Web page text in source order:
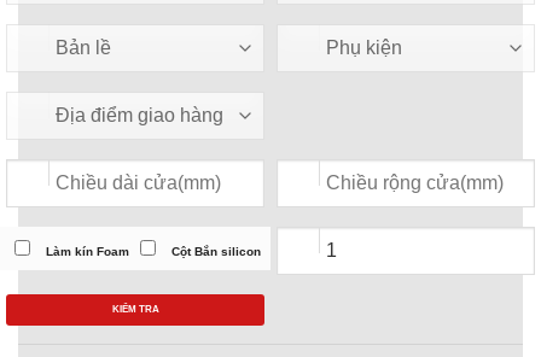
Làm kín Foam Cột Bắn silicon
KIỂM TRA